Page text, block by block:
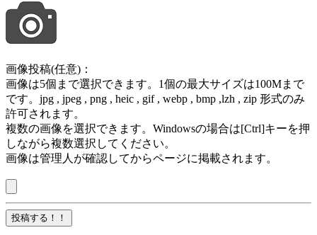
画像投稿(任意)：
画像は5個まで選択できます。1個の最大サイズは100Mまで
です。jpg , jpeg , png , heic , gif , webp , bmp ,lzh , zip 形式のみ
許可されます。
複数の画像を選択できます。Windowsの場合は[Ctrl]キーを押
しながら複数選択してください。
画像は管理人が確認してからページに掲載されます。